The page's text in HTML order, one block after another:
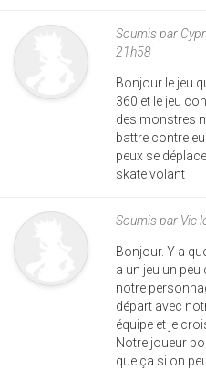
Soumis par
21h58
Bonjour le jeu
360 et le jeu
des monstres
battre contre
peux se
skate volant
Soumis par Vic
Bonjour. Y a
a un jeu un
notre
départ avec
équipe et je
Notre joueur
que ça si on